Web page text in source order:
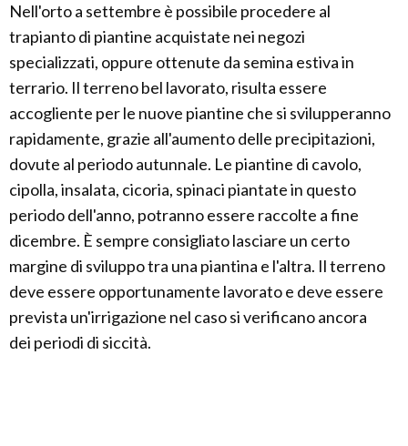
Nell'orto a settembre è possibile procedere al
trapianto di piantine acquistate nei negozi
specializzati, oppure ottenute da semina estiva in
terrario. Il terreno bel lavorato, risulta essere
accogliente per le nuove piantine che si svilupperanno
rapidamente, grazie all'aumento delle precipitazioni,
dovute al periodo autunnale. Le piantine di cavolo,
cipolla, insalata, cicoria, spinaci piantate in questo
periodo dell'anno, potranno essere raccolte a fine
dicembre. È sempre consigliato lasciare un certo
margine di sviluppo tra una piantina e l'altra. Il terreno
deve essere opportunamente lavorato e deve essere
prevista un'irrigazione nel caso si verificano ancora
dei periodi di siccità.